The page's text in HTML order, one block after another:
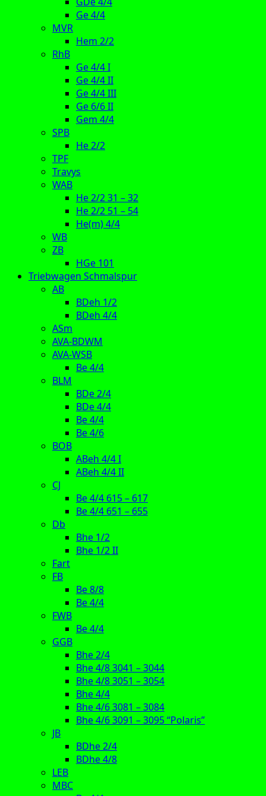
Ge 4/4
MVR
Hem 2/2
RhB
Ge 4/4 I
Ge 4/4 II
Ge 4/4 III
Ge 6/6 II
Gem 4/4
SPB
He 2/2
TPF
Travys
WAB
He 2/2 31 – 32
He 2/2 51 – 54
He(m) 4/4
WB
ZB
HGe 101
Triebwagen Schmalspur
AB
BDeh 1/2
BDeh 4/4
ASm
AVA-BDWM
AVA-WSB
Be 4/4
BLM
BDe 2/4
BDe 4/4
Be 4/4
Be 4/6
BOB
ABeh 4/4 I
ABeh 4/4 II
CJ
Be 4/4 615 – 617
Be 4/4 651 – 655
Db
Bhe 1/2
Bhe 1/2 II
Fart
FB
Be 8/8
Be 4/4
FWB
Be 4/4
GGB
Bhe 2/4
Bhe 4/8 3041 – 3044
Bhe 4/8 3051 – 3054
Bhe 4/4
Bhe 4/6 3081 – 3084
Bhe 4/6 3091 – 3095 “Polaris”
JB
BDhe 2/4
BDhe 4/8
LEB
MBC